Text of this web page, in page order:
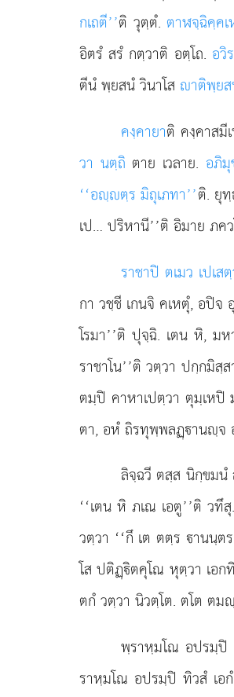
กเถตี’’ติ วุตฺตํ. ตาฬจฺฉิคฺคเ
อิตรํ สรํ กตฺวาติ อตฺโถ. อวิ
ตีนํ พฺยสนํ วินาโส าติพฺย
คงฺคายาติ คงฺคาสมี
วา นตฺถิ ตาย เวลาย. อภิ
‘‘อฺตฺร มิถุเภทา’’ติ. ยุ
เป… ปริหานี’’ติ อิมาย ภค
ราชาปิ ตเมว เปเ
กา วชฺชี เกนจิ คเหตุํ, อปิจ
โรมา’’ติ ปุจฺฉิ. เตน หิ, ม
ราชาโน’’ติ วตฺวา ปกฺกมิ
ตมฺปิ คาหาเปตฺวา ตุมฺเหปิ
ตา, อหํ ถิรทุพฺพลฏฺานฺจ
ลิจฺฉวี ตสฺส นิกฺขมนํ
‘‘เตน หิ ภเณ เอตู’’ติ ว
วตฺวา ‘‘กึ เต ตตฺร านนฺ
โส ปติฏฺิตคุโณ หุตฺวา เอก
ตกํ วตฺวา นิวตฺโต. ตโต ตม
พฺราหฺมโณ อปรมฺปิ
ราหฺมโณ อปรมฺปิ ทิวสํ เอกํ